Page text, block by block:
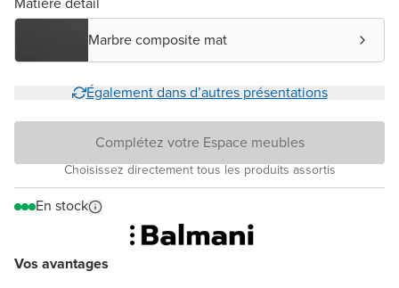
Vos avantages
Marbre composite mat
Également dans d’autres présentations
Complétez votre Espace meubles
Choisissez directement tous les produits assortis
En stock